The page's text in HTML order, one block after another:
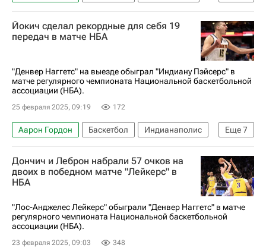
Леброн Джеймс
Лос-Анджелес Лейкерс
Портленд Трэйл Блэйзерс
Денвер Наггетс
Йокич сделал рекордные для себя 19
передач в матче НБА
"Денвер Наггетс" на выезде обыграл "Индиану Пэйсерс" в
матче регулярного чемпионата Национальной баскетбольной
ассоциации (НБА).
25 февраля 2025, 09:19 172
Еще7
Аарон Гордон Баскетбол
Индианаполис
Восток
Никола Йокич
Майкл Портер
Денвер Наггетс
Индиана Пэйсерс
Лос-Анджелес Клипперс
Дончич и Леброн набрали 57 очков на
двоих в победном матче "Лейкерс" в
НБА
"Лос-Анджелес Лейкерс" обыграли "Денвер Наггетс" в матче
регулярного чемпионата Национальной баскетбольной
ассоциации (НБА).
23 февраля 2025, 09:03 348